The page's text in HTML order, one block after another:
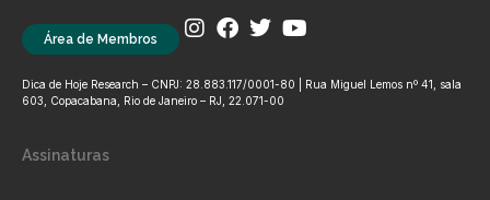
Área de Membros
Dica de Hoje Research – CNPJ: 28.883.117/0001-80 | Rua Miguel Lemos nº 41, sala
603, Copacabana, Rio de Janeiro – RJ, 22.071-00
Assinaturas